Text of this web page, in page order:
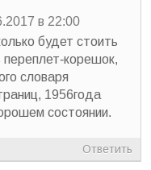
в 22:00
будет стоить
корешок,
словаря
1956года
состоянии.
Ответить